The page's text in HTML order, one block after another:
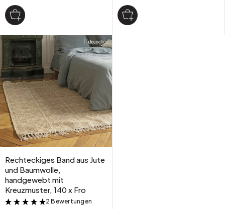
Rechteckiges Band aus Jute
und Baumwolle,
handgewebt mit
Kreuzmuster, 140 x Fro
&
2 Bewertungen